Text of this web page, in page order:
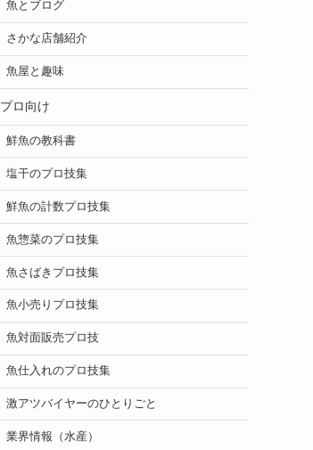
魚とブログ
さかな店舗紹介
魚屋と趣味
プロ向け
鮮魚の教科書
塩干のプロ技集
鮮魚の計数プロ技集
魚惣菜のプロ技集
魚さばきプロ技集
魚小売りプロ技集
魚対面販売プロ技
魚仕入れのプロ技集
激アツバイヤーのひとりごと
業界情報（水産）